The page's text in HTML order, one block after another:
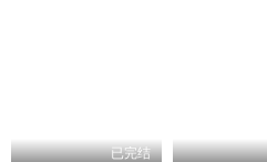
已完结